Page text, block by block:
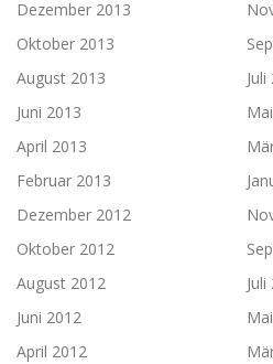
Dezember 2013
Oktober 2013
August 2013
Juli
Juni 2013
April 2013
Februar 2013
Dezember 2012
Oktober 2012
August 2012
Juni 2012
April 2012